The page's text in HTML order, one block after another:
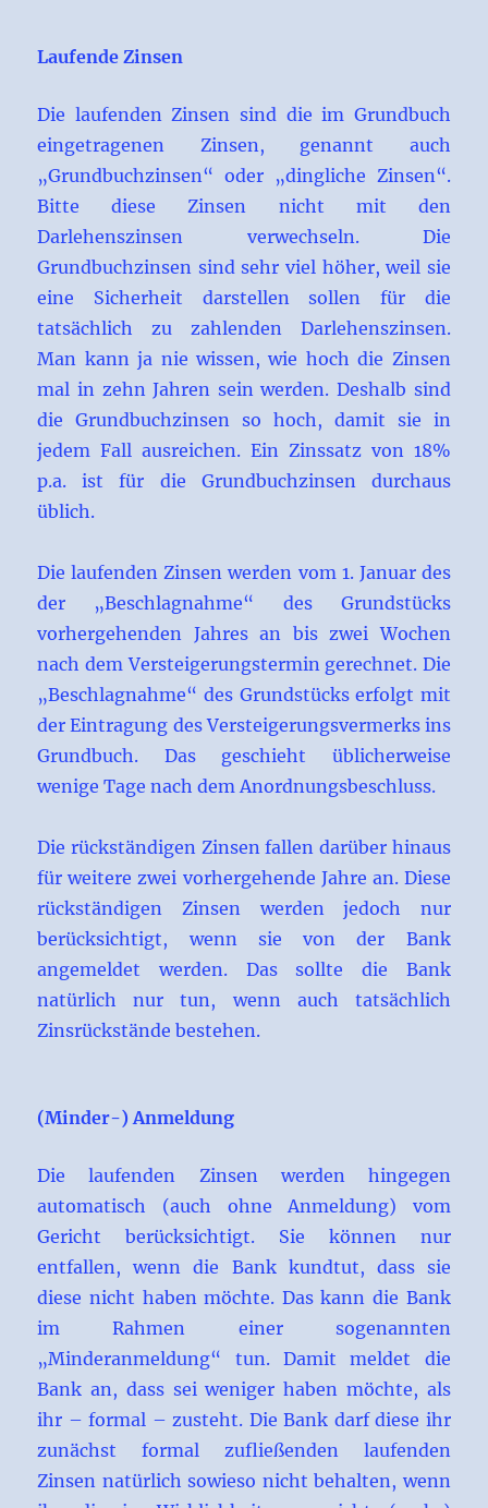
Laufende Zinsen
Die laufenden Zinsen sind die im Grundbuch
eingetragenen Zinsen, genannt auch
„Grundbuchzinsen“ oder „dingliche Zinsen“.
Bitte diese Zinsen nicht mit den
Darlehenszinsen verwechseln. Die
Grundbuchzinsen sind sehr viel höher, weil sie
eine Sicherheit darstellen sollen für die
tatsächlich zu zahlenden Darlehenszinsen.
Man kann ja nie wissen, wie hoch die Zinsen
mal in zehn Jahren sein werden. Deshalb sind
die Grundbuchzinsen so hoch, damit sie in
jedem Fall ausreichen. Ein Zinssatz von 18%
p.a. ist für die Grundbuchzinsen durchaus
üblich.
Die laufenden Zinsen werden vom 1. Januar des
der „Beschlagnahme“ des Grundstücks
vorhergehenden Jahres an bis zwei Wochen
nach dem Versteigerungstermin gerechnet. Die
„Beschlagnahme“ des Grundstücks erfolgt mit
der Eintragung des Versteigerungsvermerks ins
Grundbuch. Das geschieht üblicherweise
wenige Tage nach dem Anordnungsbeschluss.
Die rückständigen Zinsen fallen darüber hinaus
für weitere zwei vorhergehende Jahre an. Diese
rückständigen Zinsen werden jedoch nur
berücksichtigt, wenn sie von der Bank
angemeldet werden. Das sollte die Bank
natürlich nur tun, wenn auch tatsächlich
Zinsrückstände bestehen.
(Minder-) Anmeldung
Die laufenden Zinsen werden hingegen
automatisch (auch ohne Anmeldung) vom
Gericht berücksichtigt. Sie können nur
entfallen, wenn die Bank kundtut, dass sie
diese nicht haben möchte. Das kann die Bank
im Rahmen einer sogenannten
„Minderanmeldung“ tun. Damit meldet die
Bank an, dass sei weniger haben möchte, als
ihr – formal – zusteht. Die Bank darf diese ihr
zunächst formal zufließenden laufenden
Zinsen natürlich sowieso nicht behalten, wenn